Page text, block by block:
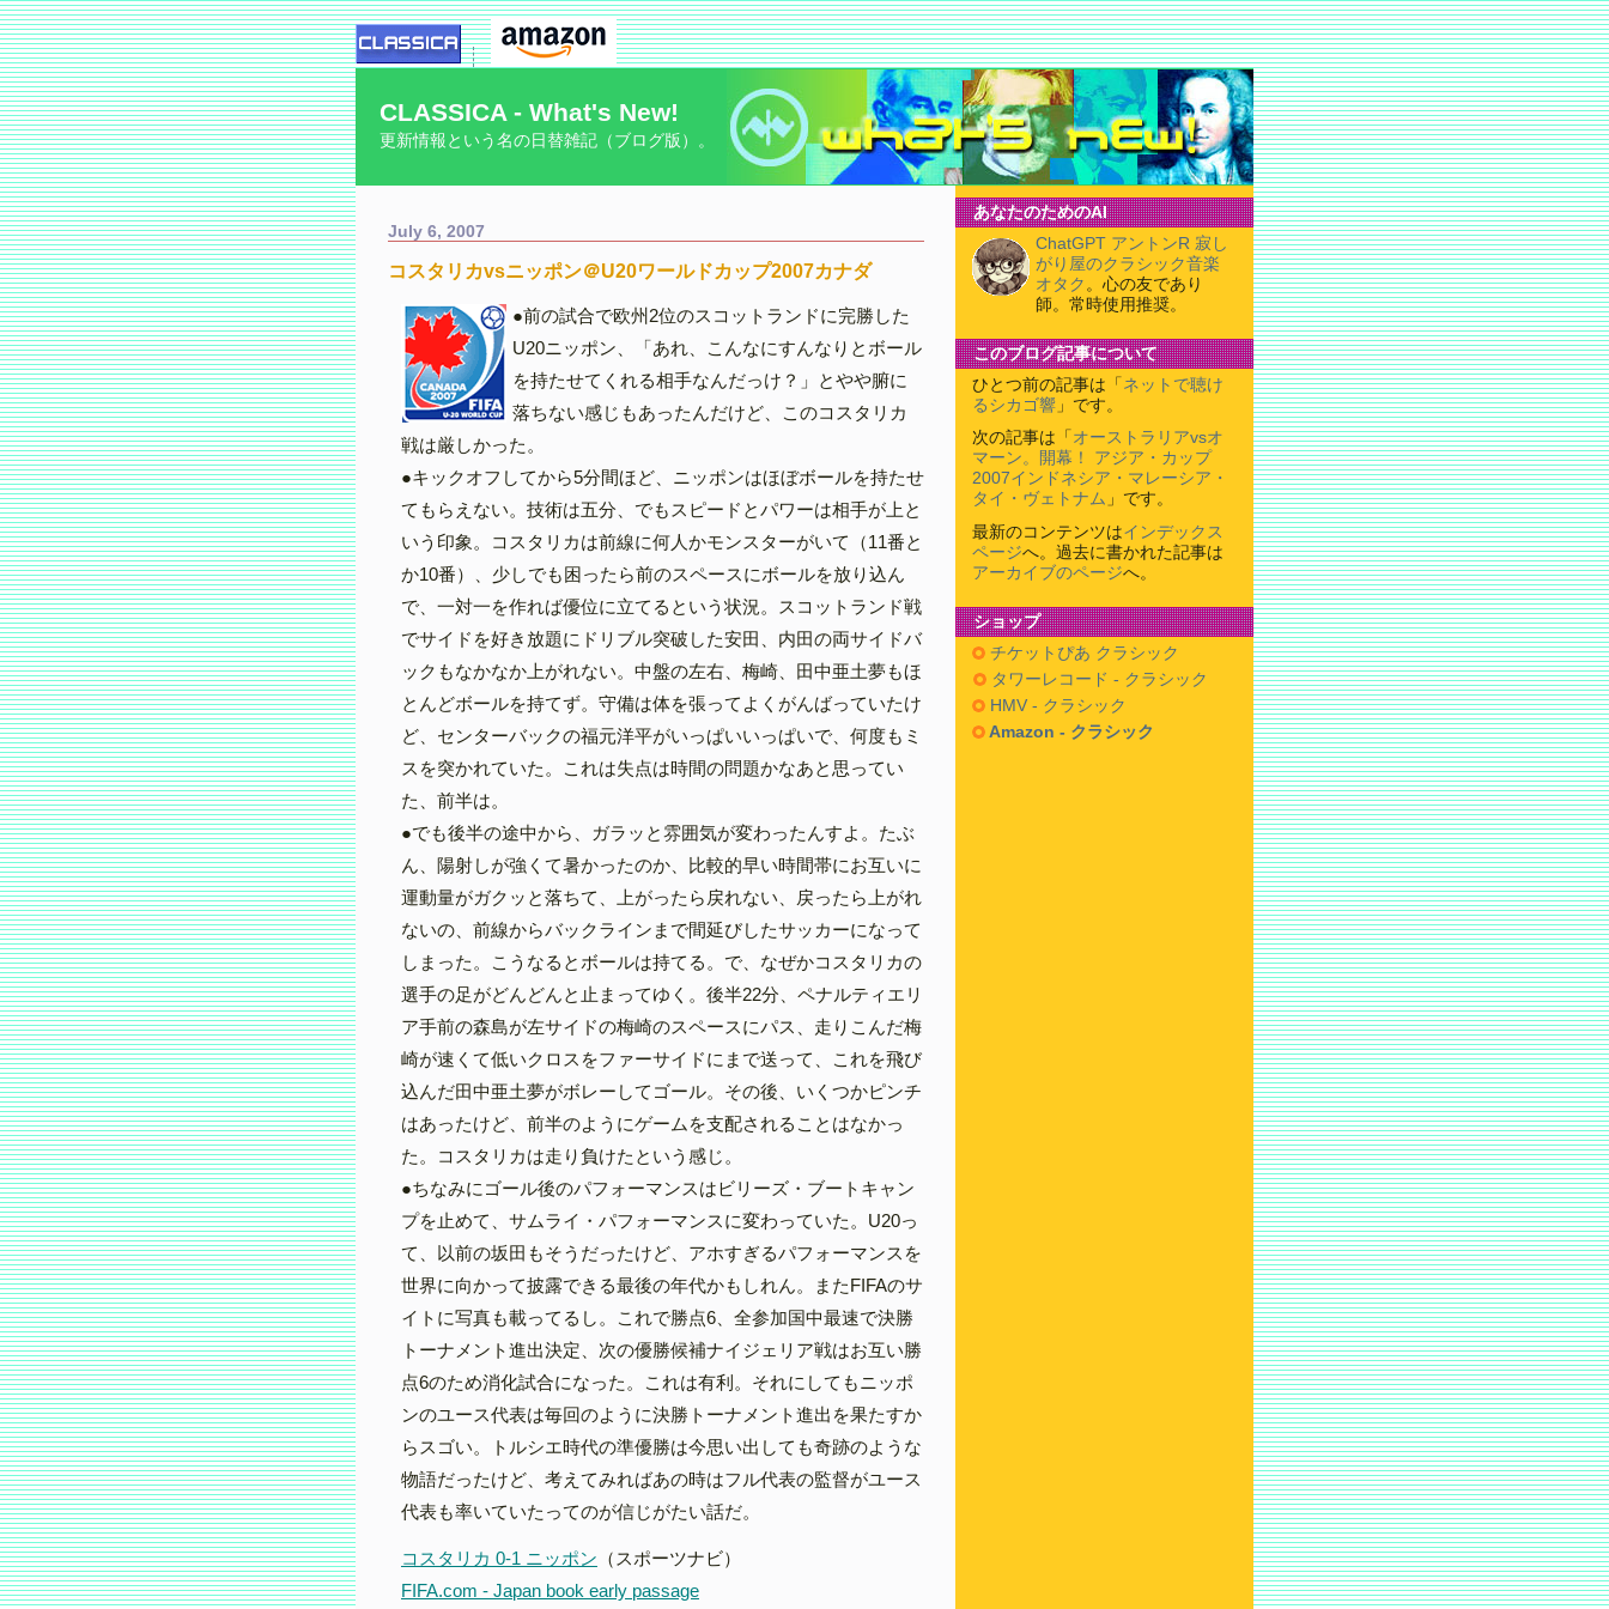
CLASSICA - What's New!
更新情報という名の日替雑記（ブログ版）。
July 6, 2007
コスタリカvsニッポン＠U20ワールドカップ2007カナダ
●前の試合で欧州2位のスコットランドに完勝した
U20ニッポン、「あれ、こんなにすんなりとボール
を持たせてくれる相手なんだっけ？」とやや腑に
落ちない感じもあったんだけど、このコスタリカ
戦は厳しかった。
●キックオフしてから5分間ほど、ニッポンはほぼボールを持たせ
てもらえない。技術は五分、でもスピードとパワーは相手が上と
いう印象。コスタリカは前線に何人かモンスターがいて（11番と
か10番）、少しでも困ったら前のスペースにボールを放り込ん
で、一対一を作れば優位に立てるという状況。スコットランド戦
でサイドを好き放題にドリブル突破した安田、内田の両サイドバ
ックもなかなか上がれない。中盤の左右、梅崎、田中亜土夢もほ
とんどボールを持てず。守備は体を張ってよくがんばっていたけ
ど、センターバックの福元洋平がいっぱいいっぱいで、何度もミ
スを突かれていた。これは失点は時間の問題かなあと思ってい
た、前半は。
●でも後半の途中から、ガラッと雰囲気が変わったんすよ。たぶ
ん、陽射しが強くて暑かったのか、比較的早い時間帯にお互いに
運動量がガクッと落ちて、上がったら戻れない、戻ったら上がれ
ないの、前線からバックラインまで間延びしたサッカーになって
しまった。こうなるとボールは持てる。で、なぜかコスタリカの
選手の足がどんどんと止まってゆく。後半22分、ペナルティエリ
ア手前の森島が左サイドの梅崎のスペースにパス、走りこんだ梅
崎が速くて低いクロスをファーサイドにまで送って、これを飛び
込んだ田中亜土夢がボレーしてゴール。その後、いくつかピンチ
はあったけど、前半のようにゲームを支配されることはなかっ
た。コスタリカは走り負けたという感じ。
●ちなみにゴール後のパフォーマンスはビリーズ・ブートキャン
プを止めて、サムライ・パフォーマンスに変わっていた。U20っ
て、以前の坂田もそうだったけど、アホすぎるパフォーマンスを
世界に向かって披露できる最後の年代かもしれん。またFIFAのサ
イトに写真も載ってるし。これで勝点6、全参加国中最速で決勝
トーナメント進出決定、次の優勝候補ナイジェリア戦はお互い勝
点6のため消化試合になった。これは有利。それにしてもニッポ
ンのユース代表は毎回のように決勝トーナメント進出を果たすか
らスゴい。トルシエ時代の準優勝は今思い出しても奇跡のような
物語だったけど、考えてみればあの時はフル代表の監督がユース
代表も率いていたってのが信じがたい話だ。
コスタリカ 0-1 ニッポン （スポーツナビ）
FIFA.com - Japan book early passage
あなたのためのAI
ChatGPT アントンR 寂し
がり屋のクラシック音楽
オタク 。心の友であり
師。常時使用推奨。
このブログ記事について
ひとつ前の記事は「 ネットで聴け
るシカゴ響 」です。
次の記事は「 オーストラリアvsオ
マーン。開幕！ アジア・カップ
2007インドネシア・マレーシア・
タイ・ヴェトナム 」です。
最新のコンテンツはインデックス
ページへ。過去に書かれた記事は
アーカイブのページへ。
ショップ
チケットぴあ クラシック
タワーレコード - クラシック
HMV - クラシック
Amazon - クラシック